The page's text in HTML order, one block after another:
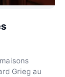
Grieg au